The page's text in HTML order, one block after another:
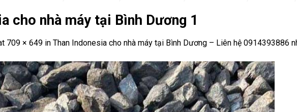
cho nhà máy tại Bình Dương 1
709 × 649 in Than Indonesia cho nhà máy tại Bình Dương – Liên hệ 0914393886